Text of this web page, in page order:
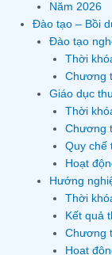
Năm 2026
Đào tạo – Bồi
Đào tạo
Thời
Chương
Giáo dục
Thời
Chương
Quy chế
Hoạt
Hướng
Thời
Kết quả
Chương
Hoạt